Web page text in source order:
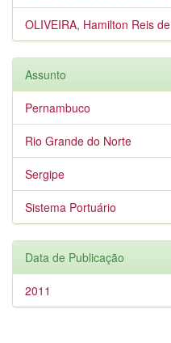
OLIVEIRA, Hamilton Reis de
Assunto
Pernambuco
Rio Grande do Norte
Sergipe
Sistema Portuário
Data de Publicação
2011